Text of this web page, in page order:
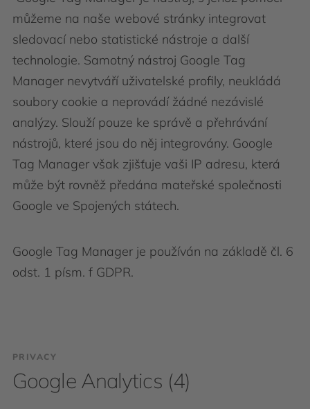
můžeme na naše webové stránky integrovat
sledovací nebo statistické nástroje a další
technologie. Samotný nástroj Google Tag
Manager nevytváří uživatelské profily, neukládá
soubory cookie a neprovádí žádné nezávislé
analýzy. Slouží pouze ke správě a přehrávání
nástrojů, které jsou do něj integrovány. Google
Tag Manager však zjišťuje vaši IP adresu, která
může být rovněž předána mateřské společnosti
Google ve Spojených státech.
Google Tag Manager je používán na základě čl. 6
odst. 1 písm. f GDPR.
PRIVACY
Google Analytics (4)